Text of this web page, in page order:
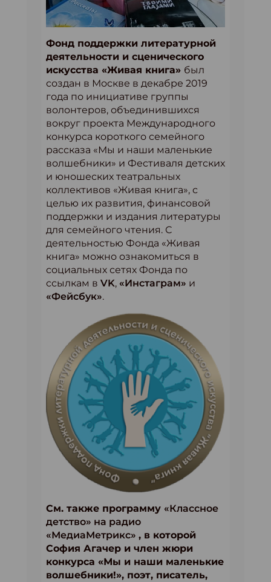
Фонд поддержки литературной
деятельности и сценического
искусства «Живая книга» был
создан в Москве в декабре 2019
года по инициативе группы
волонтеров, объединившихся
вокруг проекта Международного
конкурса короткого семейного
рассказа «Мы и наши маленькие
волшебники» и Фестиваля детских
и юношеских театральных
коллективов «Живая книга», с
целью их развития, финансовой
поддержки и издания литературы
для семейного чтения. С
деятельностью Фонда «Живая
книга» можно ознакомиться в
социальных сетях Фонда по
ссылкам в VK, «Инстаграм» и
«Фейсбук».
См. также программу «Классное
детство» на радио
«МедиаМетрикс» , в которой
София Агачер и член жюри
конкурса «Мы и наши маленькие
волшебники!», поэт, писатель,